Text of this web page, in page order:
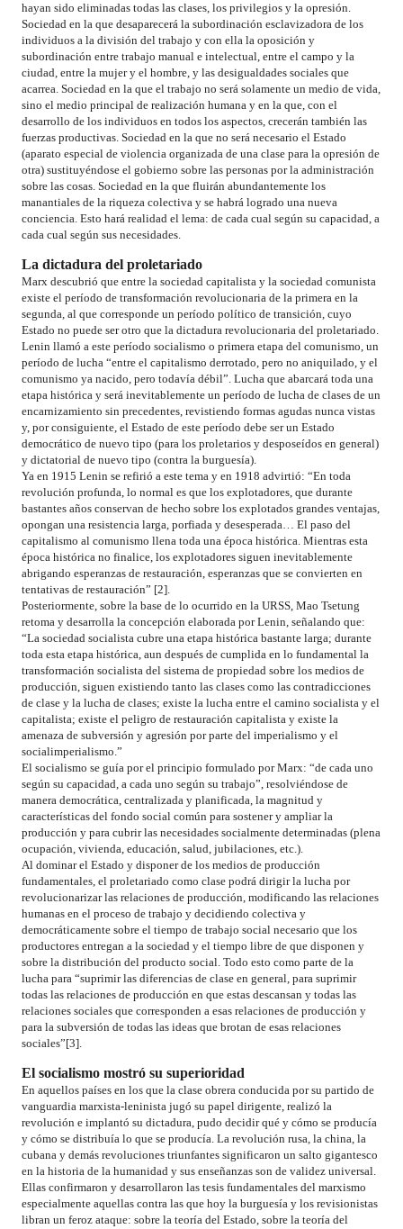
hayan sido eliminadas todas las clases, los privilegios y la opresión.
Sociedad en la que desaparecerá la subordinación esclavizadora de los
individuos a la división del trabajo y con ella la oposición y
subordinación entre trabajo manual e intelectual, entre el campo y la
ciudad, entre la mujer y el hombre, y las desigualdades sociales que
acarrea. Sociedad en la que el trabajo no será solamente un medio de vida,
sino el medio principal de realización humana y en la que, con el
desarrollo de los individuos en todos los aspectos, crecerán también las
fuerzas productivas. Sociedad en la que no será necesario el Estado
(aparato especial de violencia organizada de una clase para la opresión de
otra) sustituyéndose el gobierno sobre las personas por la administración
sobre las cosas. Sociedad en la que fluirán abundantemente los
manantiales de la riqueza colectiva y se habrá logrado una nueva
conciencia. Esto hará realidad el lema: de cada cual según su capacidad, a
cada cual según sus necesidades.
La dictadura del proletariado
Marx descubrió que entre la sociedad capitalista y la sociedad comunista
existe el período de transformación revolucionaria de la primera en la
segunda, al que corresponde un período político de transición, cuyo
Estado no puede ser otro que la dictadura revolucionaria del proletariado.
Lenin llamó a este período socialismo o primera etapa del comunismo, un
período de lucha “entre el capitalismo derrotado, pero no aniquilado, y el
comunismo ya nacido, pero todavía débil”. Lucha que abarcará toda una
etapa histórica y será inevitablemente un período de lucha de clases de un
encarnizamiento sin precedentes, revistiendo formas agudas nunca vistas
y, por consiguiente, el Estado de este período debe ser un Estado
democrático de nuevo tipo (para los proletarios y desposeídos en general)
y dictatorial de nuevo tipo (contra la burguesía).
Ya en 1915 Lenin se refirió a este tema y en 1918 advirtió: “En toda
revolución profunda, lo normal es que los explotadores, que durante
bastantes años conservan de hecho sobre los explotados grandes ventajas,
opongan una resistencia larga, porfiada y desesperada… El paso del
capitalismo al comunismo llena toda una época histórica. Mientras esta
época histórica no finalice, los explotadores siguen inevitablemente
abrigando esperanzas de restauración, esperanzas que se convierten en
tentativas de restauración” [2].
Posteriormente, sobre la base de lo ocurrido en la URSS, Mao Tsetung
retoma y desarrolla la concepción elaborada por Lenin, señalando que:
“La sociedad socialista cubre una etapa histórica bastante larga; durante
toda esta etapa histórica, aun después de cumplida en lo fundamental la
transformación socialista del sistema de propiedad sobre los medios de
producción, siguen existiendo tanto las clases como las contradicciones
de clase y la lucha de clases; existe la lucha entre el camino socialista y el
capitalista; existe el peligro de restauración capitalista y existe la
amenaza de subversión y agresión por parte del imperialismo y el
socialimperialismo.”
El socialismo se guía por el principio formulado por Marx: “de cada uno
según su capacidad, a cada uno según su trabajo”, resolviéndose de
manera democrática, centralizada y planificada, la magnitud y
características del fondo social común para sostener y ampliar la
producción y para cubrir las necesidades socialmente determinadas (plena
ocupación, vivienda, educación, salud, jubilaciones, etc.).
Al dominar el Estado y disponer de los medios de producción
fundamentales, el proletariado como clase podrá dirigir la lucha por
revolucionarizar las relaciones de producción, modificando las relaciones
humanas en el proceso de trabajo y decidiendo colectiva y
democráticamente sobre el tiempo de trabajo social necesario que los
productores entregan a la sociedad y el tiempo libre de que disponen y
sobre la distribución del producto social. Todo esto como parte de la
lucha para “suprimir las diferencias de clase en general, para suprimir
todas las relaciones de producción en que estas descansan y todas las
relaciones sociales que corresponden a esas relaciones de producción y
para la subversión de todas las ideas que brotan de esas relaciones
sociales”[3].
El socialismo mostró su superioridad
En aquellos países en los que la clase obrera conducida por su partido de
vanguardia marxista-leninista jugó su papel dirigente, realizó la
revolución e implantó su dictadura, pudo decidir qué y cómo se producía
y cómo se distribuía lo que se producía. La revolución rusa, la china, la
cubana y demás revoluciones triunfantes significaron un salto gigantesco
en la historia de la humanidad y sus enseñanzas son de validez universal.
Ellas confirmaron y desarrollaron las tesis fundamentales del marxismo
especialmente aquellas contra las que hoy la burguesía y los revisionistas
libran un feroz ataque: sobre la teoría del Estado, sobre la teoría del